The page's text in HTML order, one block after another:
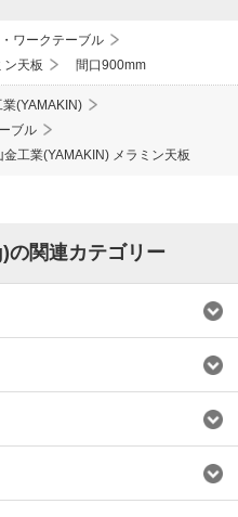
ワークテーブル
ン天板 間口900mm
業(YAMAKIN)
ブル
金工業(YAMAKIN) メラミン天板
の関連カテゴリー